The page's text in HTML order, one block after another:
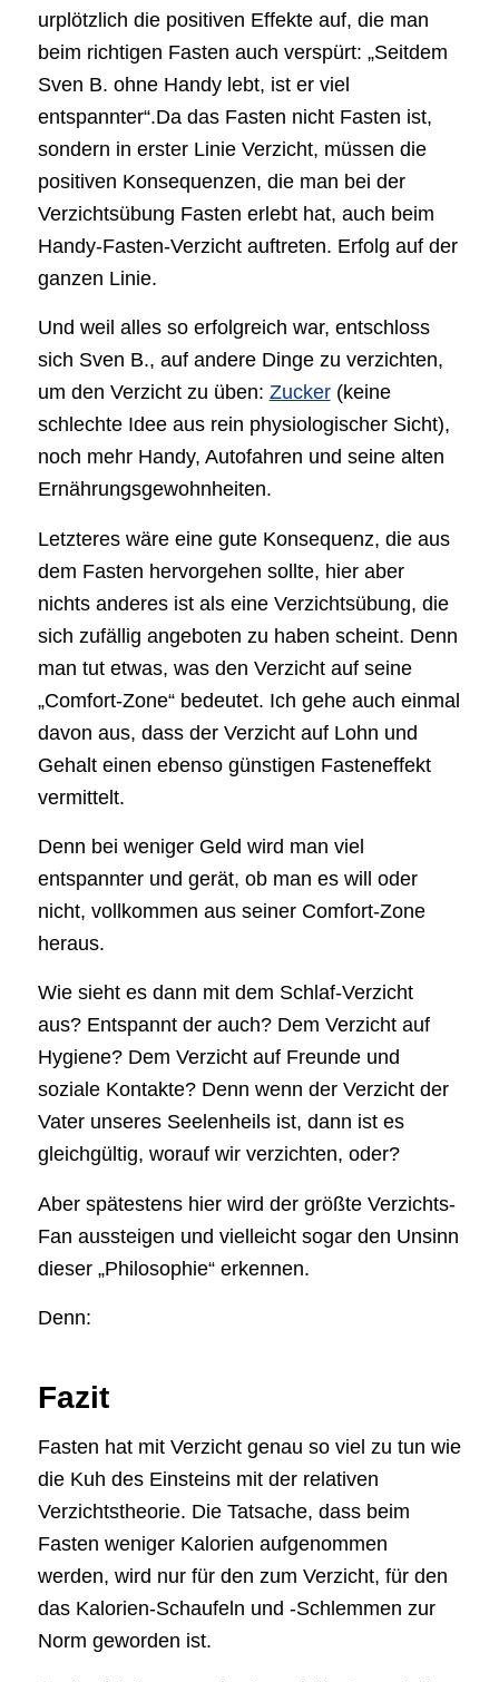
urplötzlich die positiven Effekte auf, die man
beim richtigen Fasten auch verspürt: „Seitdem
Sven B. ohne Handy lebt, ist er viel
entspannter“.Da das Fasten nicht Fasten ist,
sondern in erster Linie Verzicht, müssen die
positiven Konsequenzen, die man bei der
Verzichtsübung Fasten erlebt hat, auch beim
Handy-Fasten-Verzicht auftreten. Erfolg auf der
ganzen Linie.
Und weil alles so erfolgreich war, entschloss
sich Sven B., auf andere Dinge zu verzichten,
um den Verzicht zu üben: Zucker(keine
schlechte Idee aus rein physiologischer Sicht),
noch mehr Handy, Autofahren und seine alten
Ernährungsgewohnheiten.
Letzteres wäre eine gute Konsequenz, die aus
dem Fasten hervorgehen sollte, hier aber
nichts anderes ist als eine Verzichtsübung, die
sich zufällig angeboten zu haben scheint. Denn
man tut etwas, was den Verzicht auf seine
„Comfort-Zone“ bedeutet. Ich gehe auch einmal
davon aus, dass der Verzicht auf Lohn und
Gehalt einen ebenso günstigen Fasteneffekt
vermittelt.
Denn bei weniger Geld wird man viel
entspannter und gerät, ob man es will oder
nicht, vollkommen aus seiner Comfort-Zone
heraus.
Wie sieht es dann mit dem Schlaf-Verzicht
aus? Entspannt der auch? Dem Verzicht auf
Hygiene? Dem Verzicht auf Freunde und
soziale Kontakte? Denn wenn der Verzicht der
Vater unseres Seelenheils ist, dann ist es
gleichgültig, worauf wir verzichten, oder?
Aber spätestens hier wird der größte Verzichts-
Fan aussteigen und vielleicht sogar den Unsinn
dieser „Philosophie“ erkennen.
Denn:
Fazit
Fasten hat mit Verzicht genau so viel zu tun wie
die Kuh des Einsteins mit der relativen
Verzichtstheorie. Die Tatsache, dass beim
Fasten weniger Kalorien aufgenommen
werden, wird nur für den zum Verzicht, für den
das Kalorien-Schaufeln und -Schlemmen zur
Norm geworden ist.